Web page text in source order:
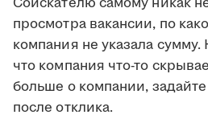
просмотра вакансии, по
компания не указала сумму.
что компания что-то
больше о компании,
после отклика.